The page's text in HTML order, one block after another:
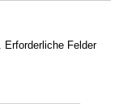
Erforderliche Felder